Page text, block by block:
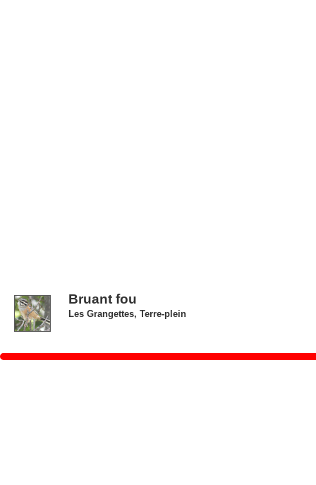
Bruant fou
Les Grangettes, Terre-plein